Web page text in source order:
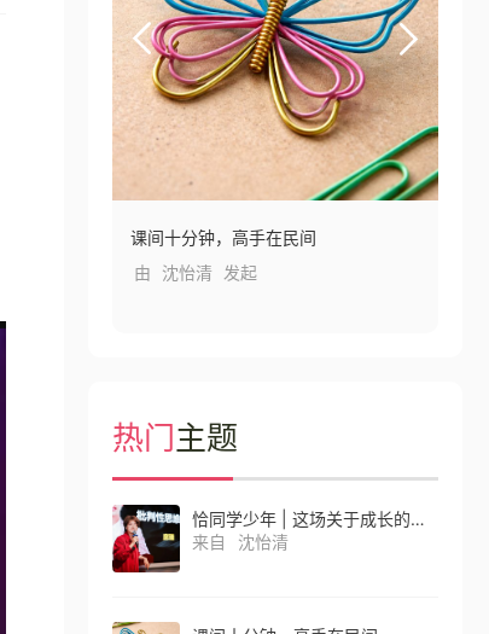
课间十分钟，高手在民间
由
沈怡清 发起
热门主题
恰同学少年 | 这场关于成长的校园辩论赛，中学生们有自己的独特思考
来自
沈怡清